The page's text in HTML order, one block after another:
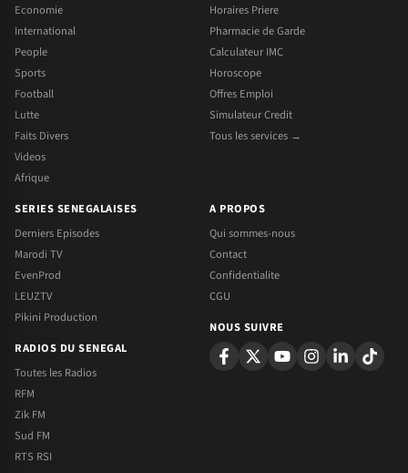
Economie
International
People
Sports
Football
Lutte
Faits Divers
Videos
Afrique
Horaires Priere
Pharmacie de Garde
Calculateur IMC
Horoscope
Offres Emploi
Simulateur Credit
Tous les services →
SERIES SENEGALAISES
Derniers Episodes
Marodi TV
EvenProd
LEUZTV
Pikini Production
RADIOS DU SENEGAL
Toutes les Radios
RFM
Zik FM
Sud FM
RTS RSI
A PROPOS
Qui sommes-nous
Contact
Confidentialite
CGU
NOUS SUIVRE